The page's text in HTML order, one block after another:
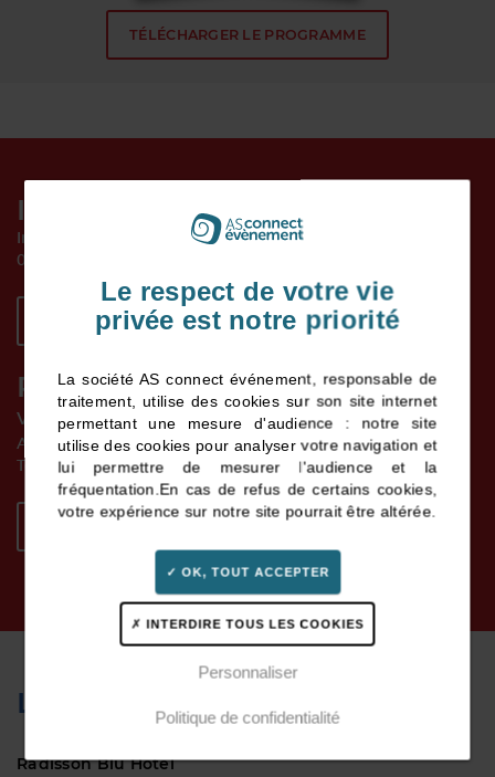
TÉLÉCHARGER LE PROGRAMME
INSCRIPTION
Inscription en ligne (gratuite mais obligatoire avant le
01/10/2019).
JE M'INSCRIS À L'EPU
RENSEIGNEMENT
Votre contact :
AS connect évènement – Anaïs Brémaud
Tel. 02 40 20 15 95
LIEU DE L’EPU
Radisson Blu Hotel
Le respect de votre vie
privée est notre priorité
La société AS connect événement, responsable de
traitement, utilise des cookies sur son site internet
permettant une mesure d'audience : notre site
utilise des cookies pour analyser votre navigation et
lui permettre de mesurer l'audience et la
fréquentation.En cas de refus de certains cookies,
votre expérience sur notre site pourrait être altérée.
OK, TOUT ACCEPTER
INTERDIRE TOUS LES COOKIES
Personnaliser
Politique de confidentialité